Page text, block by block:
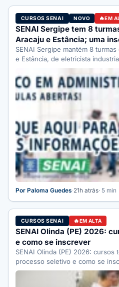
CURSOS SENAI NOVO EM
SENAI Sergipe tem 8
Aracaju e Estância; uma
SENAI Sergipe mantém 8
e Estância, de eletricista
Por Paloma Guedes·21h atrás· 5 min
CURSOS SENAI EM ALTA
SENAI Olinda (PE) 2026:
e como se inscrever
SENAI Olinda (PE) 2026: cursos
processo seletivo e como se
completo.